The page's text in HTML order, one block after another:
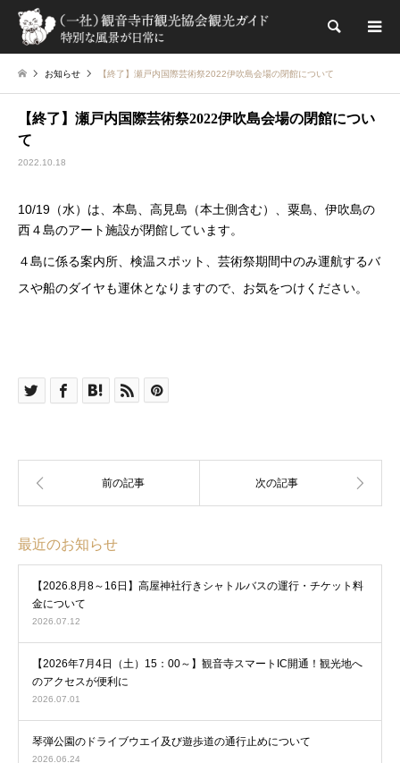
検索
お知らせ 【終了】瀬戸内国際芸術祭2022伊吹島会場の閉館について
【終了】瀬戸内国際芸術祭2022伊吹島会場の閉館につい
て
2022.10.18
10/19（水）は、本島、高見島（本土側含む）、粟島、伊吹島の
西４島のアート施設が閉館しています。
４島に係る案内所、検温スポット、芸術祭期間中のみ運航するバ
スや船のダイヤも運休となりますので、お気をつけください。
最近のお知らせ
【2026.8月8～16日】高屋神社行きシャトルバスの運行・チケット料
金について
2026.07.12
【2026年7月4日（土）15：00～】観音寺スマートIC開通！観光地へ
のアクセスが便利に
2026.07.01
琴弾公園のドライブウエイ及び遊歩道の通行止めについて
2026.06.24